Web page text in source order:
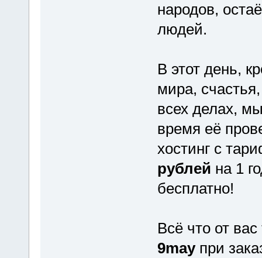
народов,
людей.
В этот день,
мира,
всех делах,
время её
хостинг с
рублей на 1
бесплатно!
Всё что от
9mayпри